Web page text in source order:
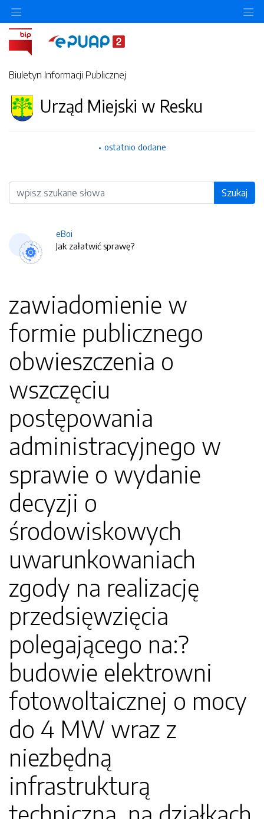
Biuletyn Informacji Publicznej
Urząd Miejski w Resku
ostatnio dodane
Wyszukiwarka Szukaj
eBoi
Jak załatwić sprawę?
zawiadomienie w
formie publicznego
obwieszczenia o
wszczęciu
postępowania
administracyjnego w
sprawie o wydanie
decyzji o
środowiskowych
uwarunkowaniach
zgody na realizację
przedsięwzięcia
polegającego na:?
budowie elektrowni
fotowoltaicznej o mocy
do 4 MW wraz z
niezbędną
infrastrukturą